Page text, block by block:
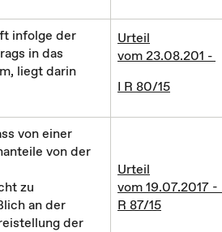
infolge der
in das
liegt darin
Urteil
vom 23.08.201 -
I R 80/15
von einer
von der
zu
an der
der
Urteil
vom 19.07.2017 -
R 87/15